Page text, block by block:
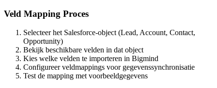
Veld Mapping Proces
Selecteer het Salesforce-object (Lead, Account, Contact,
Opportunity)
Bekijk beschikbare velden in dat object
Kies welke velden te importeren in Bigmind
Configureer veldmappings voor gegevenssynchronisatie
Test de mapping met voorbeeldgegevens